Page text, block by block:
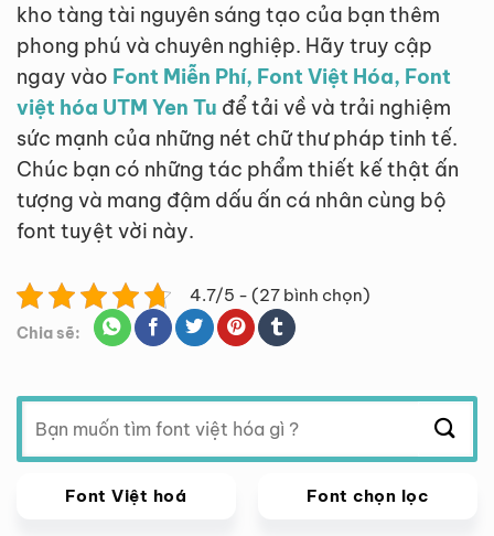
kho tàng tài nguyên sáng tạo của bạn thêm
phong phú và chuyên nghiệp. Hãy truy cập
ngay vào Font Miễn Phí, Font Việt Hóa, Font
việt hóa UTM Yen Tu để tải về và trải nghiệm
sức mạnh của những nét chữ thư pháp tinh tế.
Chúc bạn có những tác phẩm thiết kế thật ấn
tượng và mang đậm dấu ấn cá nhân cùng bộ
font tuyệt vời này.
4.7/5 - (27 bình chọn)
Chia sẽ:
Tìm
kiếm:
Font Việt hoá Font chọn lọc